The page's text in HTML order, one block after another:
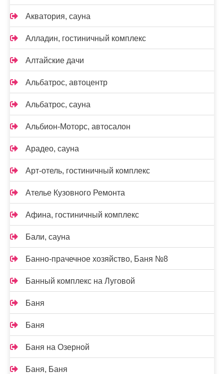
Акватория, сауна
Алладин, гостиничный комплекс
Алтайские дачи
Альбатрос, автоцентр
Альбатрос, сауна
Альбион-Моторс, автосалон
Арадео, сауна
Арт-отель, гостиничный комплекс
Ателье Кузовного Ремонта
Афина, гостиничный комплекс
Бали, сауна
Банно-прачечное хозяйство, Баня №8
Банный комплекс на Луговой
Баня
Баня
Баня на Озерной
Баня, Баня